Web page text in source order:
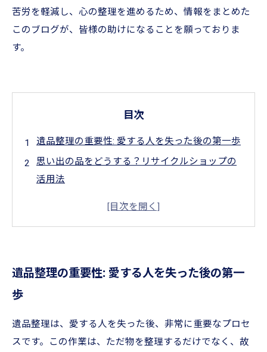
苦労を軽減し、心の整理を進めるため、情報をまとめた
このブログが、皆様の助けになることを願っておりま
す。
目次
遺品整理の重要性: 愛する人を失った後の第一歩
思い出の品をどうする？リサイクルショップの
活用法
過去の苦悩を軽減: 遺品整理の新しいアプローチ
整理の風景
遺品整理の重要性: 愛する人を失った後の第一
歩
遺品整理は、愛する人を失った後、非常に重要なプロセ
スです。この作業は、ただ物を整理するだけでなく、故